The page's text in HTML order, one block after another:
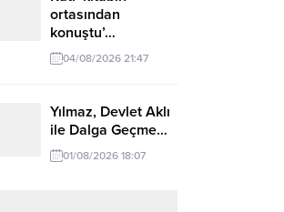
ortasından
konuştu’…
04/08/2026 21:47
Yılmaz, Devlet Aklı
ile Dalga Geçme…
01/08/2026 18:07